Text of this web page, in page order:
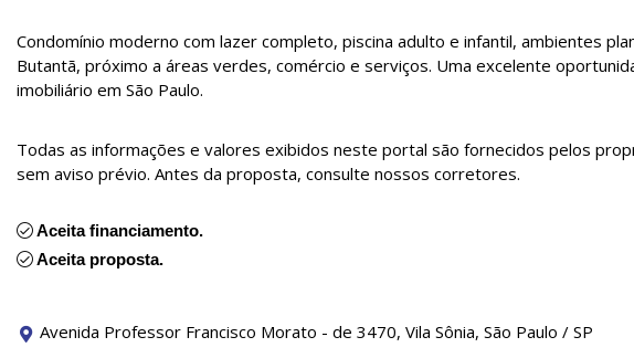
Condomínio moderno com lazer completo, piscina adulto e infantil, ambientes
Butantã, próximo a áreas verdes, comércio e serviços. Uma excelente
imobiliário em São Paulo.
Todas as informações e valores exibidos neste portal são fornecidos pelos
sem aviso prévio. Antes da proposta, consulte nossos corretores.
Aceita financiamento.
Aceita proposta.
Avenida Professor Francisco Morato - de 3470, Vila Sônia, São Paulo / SP